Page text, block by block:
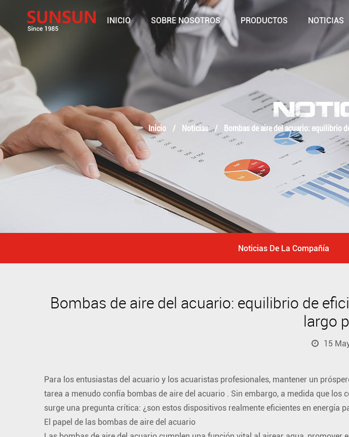
INICIO SOBRE NOSOTROS PRODUCTOS NOTICIAS
Inicio / Noticias / Bombas de aire del acuario: equilibrio
Noticias De La Compañía
Bombas de aire del acuario: equilibrio de
largo
15
Para los entusiastas del acuario y los acuaristas profesionales, mantener un
tarea a menudo confía bombas de aire del acuario . Sin embargo, a medida que los
surge una pregunta crítica: ¿son estos dispositivos realmente eficientes en energía
El papel de las bombas de aire del acuario